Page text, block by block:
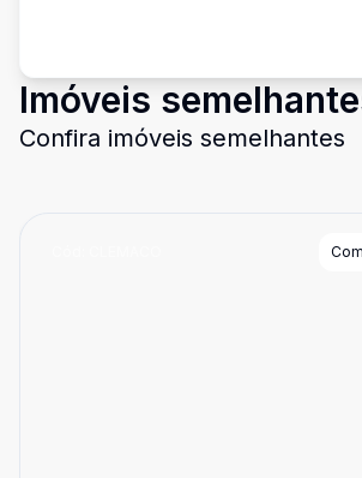
Imóveis
Confira imóveis semelhantes